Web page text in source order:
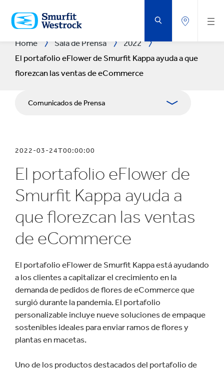
AL
CONTENIDO
PRINCIPAL
Home Sala de Prensa
2022
El portafolio eFlower de Smurfit Kappa ayuda a que
florezcan las ventas de eCommerce
Comunicados de Prensa
Relaciones con Prensa
Blog
2022-03-24T00:00:00
El portafolio eFlower de
Smurfit Kappa ayuda a
que florezcan las ventas
de eCommerce
El portafolio eFlower de Smurfit Kappa está ayudando
a los clientes a capitalizar el crecimiento en la
demanda de pedidos de flores de eCommerce que
surgió durante la pandemia. El portafolio
personalizable incluye nueve soluciones de empaque
sostenibles ideales para enviar ramos de flores y
plantas en macetas.
Uno de los productos destacados del portafolio de